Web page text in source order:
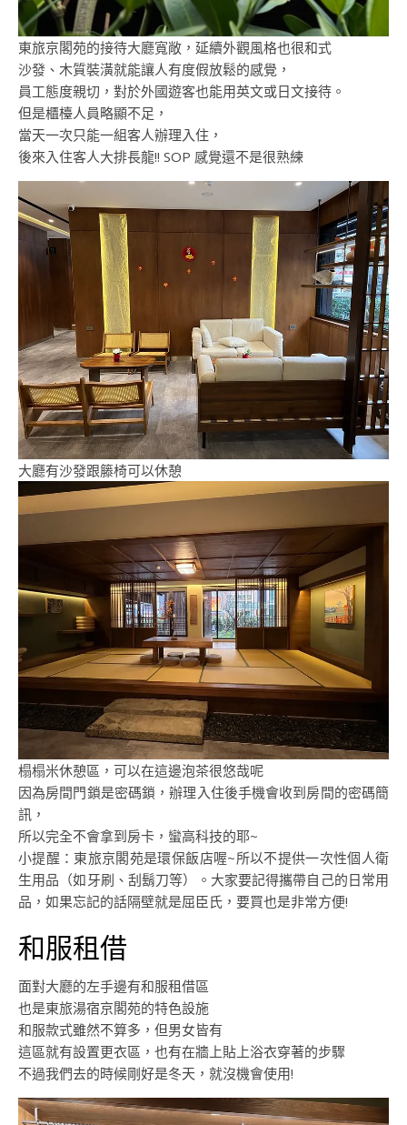
東旅京閣苑的接待大廳寬敞，延續外觀風格也很和式
沙發、木質裝潢就能讓人有度假放鬆的感覺，
員工態度親切，對於外國遊客也能用英文或日文接待。
但是櫃檯人員略顯不足，
當天一次只能一組客人辦理入住，
後來入住客人大排長龍!! SOP 感覺還不是很熟練
大廳有沙發跟籐椅可以休憩
榻榻米休憩區，可以在這邊泡茶很悠哉呢
因為房間門鎖是密碼鎖，辦理入住後手機會收到房間的密碼簡
訊，
所以完全不會拿到房卡，蠻高科技的耶~
小提醒：東旅京閣苑是環保飯店喔~所以不提供一次性個人衛
生用品（如牙刷、刮鬍刀等）。大家要記得攜帶自己的日常用
品，如果忘記的話隔壁就是屈臣氏，要買也是非常方便!
和服租借
面對大廳的左手邊有和服租借區
也是東旅湯宿京閣苑的特色設施
和服款式雖然不算多，但男女皆有
這區就有設置更衣區，也有在牆上貼上浴衣穿著的步驟
不過我們去的時候剛好是冬天，就沒機會使用!